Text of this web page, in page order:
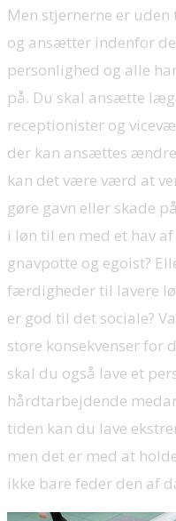
Men stjernerne er
og ansætter indenfor
personlighed og alle
på. Du skal ansætte
receptionister og
der kan ansættes
kan det være værd at
gøre gavn eller skade
i løn til en med et hav
gnavpotte og egoist?
færdigheder til lavere
er god til det sociale?
store konsekvenser for
skal du også lave et
hårdtarbejdende
tiden kan du lave
men det er med at
ikke bare feder den af